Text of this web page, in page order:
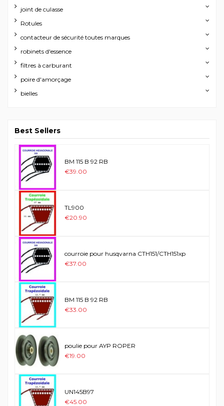
joint de culasse
Rotules
contacteur de sécurité toutes marques
robinets d'essence
filtres à carburant
poire d'amorçage
bielles
Best Sellers
BM 115 B 92 RB
€39.00
TL900
€20.90
courroie pour husqvarna CTH151/CTH151xp
€37.00
BM 115 B 92 RB
€33.00
poulie pour AYP ROPER
€19.00
UN145B97
€45.00